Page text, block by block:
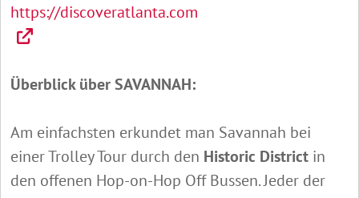
https://discoveratlanta.com
Überblick über SAVANNAH:
Am einfachsten erkundet man Savannah bei
einer Trolley Tour durch den Historic District in
den offenen Hop-on-Hop Off Bussen. Jeder der